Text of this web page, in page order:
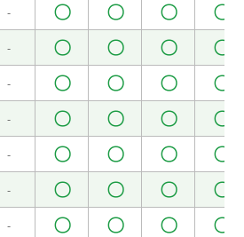
った声調を直していただきま
きつい語調が気になりまし
- 〇 〇 〇 〇
- 〇 〇 〇 〇
- 〇 〇 〇 〇
- 〇 〇 〇 〇
- 〇 〇 〇 〇
- 〇 〇 〇 〇
- 〇 〇 〇 〇